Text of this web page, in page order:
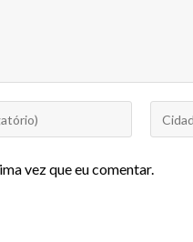
vez que eu comentar.